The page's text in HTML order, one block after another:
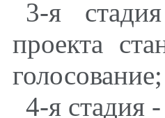
3-я
проекта
голосование;
4-я стадия